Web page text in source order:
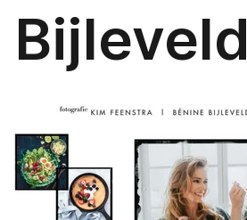
Bijleveld